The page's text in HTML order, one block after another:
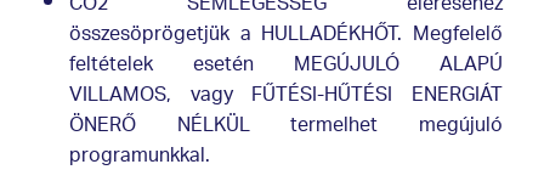
összesöprögetjük a HULLADÉKHŐT. Megfelelő
feltételek esetén MEGÚJULÓ ALAPÚ
VILLAMOS, vagy FŰTÉSI-HŰTÉSI ENERGIÁT
ÖNERŐ NÉLKÜL termelhet megújuló
programunkkal.